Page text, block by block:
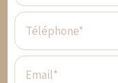
Téléphone*
Email*